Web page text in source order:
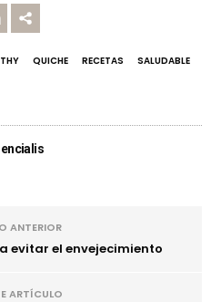
QUICHE RECETAS
SALUDABLE
ANTERIOR
evitar el envejecimiento
ARTÍCULO